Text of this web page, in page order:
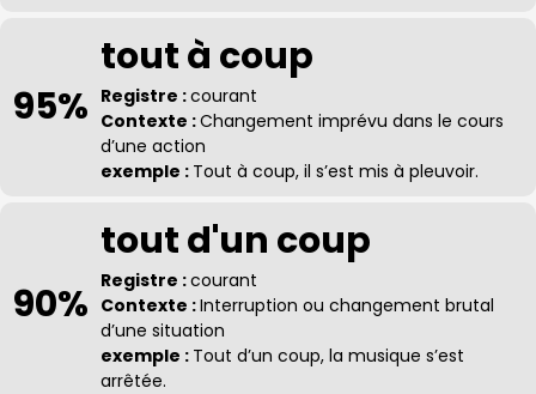
95%
tout à coup
Registre :courant
Contexte :Changement imprévu dans le cours
d’une action
exemple : Tout à coup, il s’est mis à pleuvoir.
90%
tout d'un coup
Registre :courant
Contexte :Interruption ou changement brutal
d’une situation
exemple : Tout d’un coup, la musique s’est
arrêtée.